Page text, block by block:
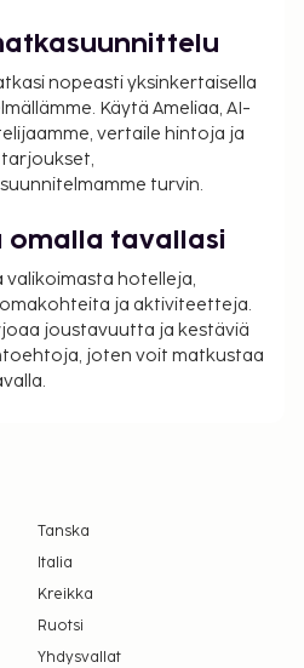
nopeasti yksinkertaisella
Käytä Ameliaa, AI-
vertaile hintoja ja
turvin.
omalla tavallasi
valikoimasta hotelleja,
ja aktiviteetteja.
joustavuutta ja kestäviä
joten voit matkustaa
Tanska
Italia
Kreikka
Ruotsi
Yhdysvallat